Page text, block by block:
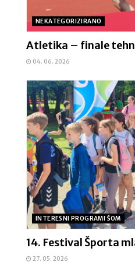
NEKATEGORIZIRANO
Atletika – finale
04. 06. 2026
INTERESNI PROGRAMI ŠOM
14. Festival Športa
27. 05. 2026